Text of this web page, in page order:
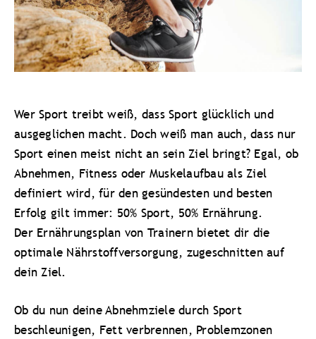
Wer Sport treibt weiß, dass Sport glücklich und
ausgeglichen macht. Doch weiß man auch, dass nur
Sport einen meist nicht an sein Ziel bringt? Egal, ob
Abnehmen, Fitness oder Muskelaufbau als Ziel
definiert wird, für den gesündesten und besten
Erfolg gilt immer: 50% Sport, 50% Ernährung.
Der Ernährungsplan von Trainern bietet dir die
optimale Nährstoffversorgung, zugeschnitten auf
dein Ziel.
Ob du nun deine Abnehmziele durch Sport
beschleunigen, Fett verbrennen, Problemzonen